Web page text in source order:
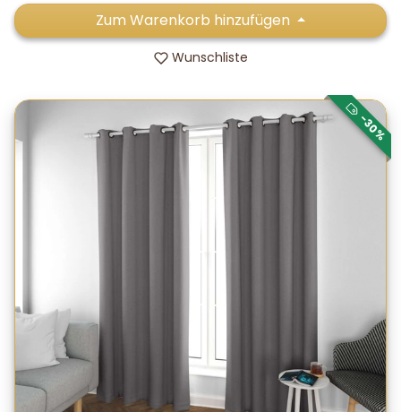
Zum Warenkorb hinzufügen
Wunschliste
-30%